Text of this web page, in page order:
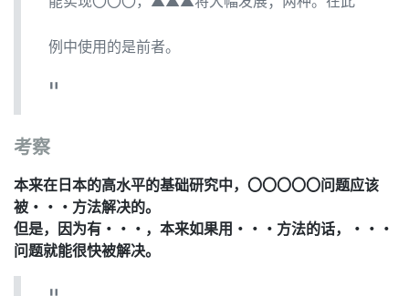
例中使用的是前者。
考察
本来在日本的高水平的基础研究中，〇〇〇〇〇问题应该
被・・・方法解决的。
但是，因为有・・・，本来如果用・・・方法的话，・・・
问题就能很快被解决。